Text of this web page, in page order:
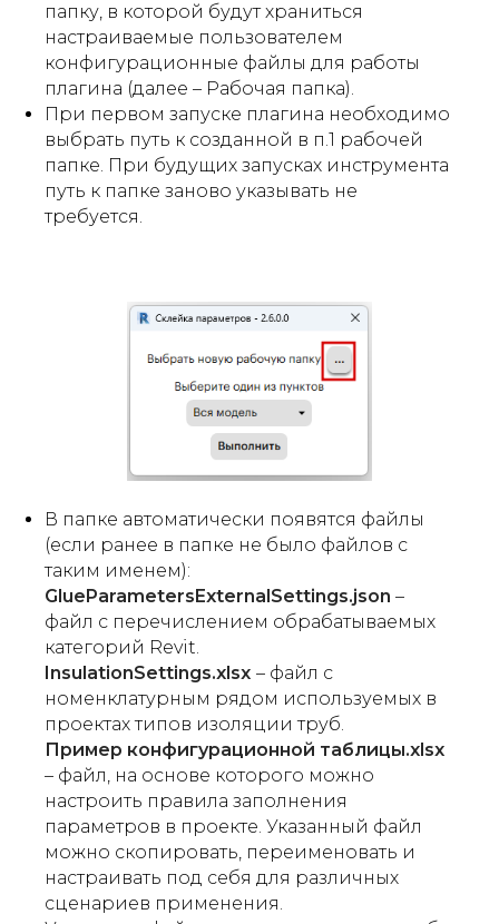
папку, в которой будут храниться
настраиваемые пользователем
конфигурационные файлы для работы
плагина (далее – Рабочая папка).
При первом запуске плагина необходимо
выбрать путь к созданной в п.1 рабочей
папке. При будущих запусках инструмента
путь к папке заново указывать не
требуется.
В папке автоматически появятся файлы
(если ранее в папке не было файлов с
таким именем):
GlueParametersExternalSettings.json –
файл с перечислением обрабатываемых
категорий Revit.
InsulationSettings.xlsx – файл с
номенклатурным рядом используемых в
проектах типов изоляции труб.
Пример конфигурационной таблицы.xlsx
– файл, на основе которого можно
настроить правила заполнения
параметров в проекте. Указанный файл
можно скопировать, переименовать и
настраивать под себя для различных
сценариев применения.